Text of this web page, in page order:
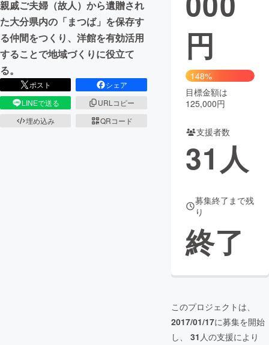
ビジネス・起業
まちづくり・地域活性化
CAMPFIRE for Social Good CAMPFIRE Creation
CAMPFIREふるさと納税
コミュニティ
親戚ご夫婦（故人）から遺贈され
た大分県内の「まつば」を保存す
る仲間をつくり、洋館を有効活用
することで地域づくりに役立て
る。
ポスト
シェア
LINEで送る
URLコピー
埋め込み
QRコード
円
148%
目標金額は
125,000円
支援者数
31 人
募集終了まで残
り
終了
このプロジェクトは、
2017/01/17に募集を開始
し、 31 人の支援により